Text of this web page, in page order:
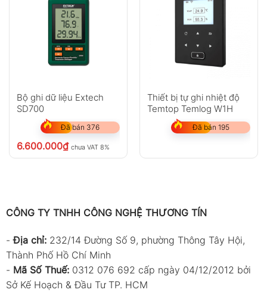
Bộ ghi dữ liệu Extech
SD700
Đã bán 376
6.600.000₫ chưa VAT 8%
Thiết bị tự ghi nhiệt độ
Temtop Temlog W1H
Đã bán 195
CÔNG TY TNHH CÔNG NGHỆ THƯƠNG TÍN
-Địa chỉ: 232/14 Đường Số 9, phường Thông Tây Hội,
Thành Phố Hồ Chí Minh
- Mã Số Thuế: 0312 076 692 cấp ngày 04/12/2012 bởi
Sở Kế Hoạch & Đầu Tư TP. HCM